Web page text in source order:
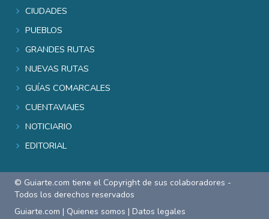
Ciudades
Pueblos
Grandes rutas
Nuevas rutas
Guías comarcales
Cuentaviajes
Noticiario
Editorial
© Guiarte.com tiene el Copyright de sus colaboradores -
Todos los derechos reservados
Guiarte.com | Quienes somos | Datos legales